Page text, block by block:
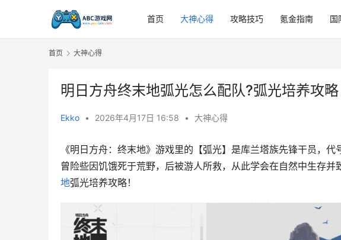
首页 大神心得 攻略技巧 氪金指南 国
首页 大神心得
明日方舟终末地弧光怎么配队?弧光培养攻略
Ekko • 2026年4月17日 16:58 • 大神心得
《明日方舟：终末地》游戏里的【弧光】是库兰塔族先锋干员，
曾险些因饥饿死于荒野，后被游人所救，从此学会在自然中生存
地弧光培养攻略！